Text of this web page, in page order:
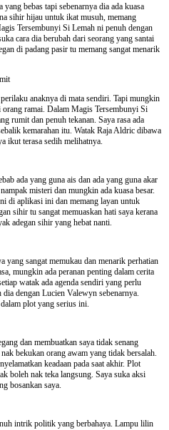
bebas tapi sebenarnya dia ada kuasa
sihir hijau untuk ikat musuh, memang
Tersembunyi Si Lemah ni penuh dengan
cara dia berubah dari seorang yang santai
di padang pasir tu memang sangat menarik
anaknya di mata sendiri. Tapi mungkin
ramai. Dalam Magis Tersembunyi Si
rumit dan penuh tekanan. Saya rasa ada
kemarahan itu. Watak Raja Aldric dibawa
ikut terasa sedih melihatnya.
ada yang guna ais dan ada yang guna akar
misteri dan mungkin ada kuasa besar.
di aplikasi ini dan memang layan untuk
sihir tu sangat memuaskan hati saya kerana
adegan sihir yang hebat nanti.
yang sangat memukau dan menarik perhatian
mungkin ada peranan penting dalam cerita
watak ada agenda sendiri yang perlu
dia dengan Lucien Valewyn sebenarnya.
plot yang serius ini.
dan membuatkan saya tidak senang
bekukan orang awam yang tidak bersalah.
keadaan pada saat akhir. Plot
boleh nak teka langsung. Saya suka aksi
bosankan saya.
intrik politik yang berbahaya. Lampu lilin